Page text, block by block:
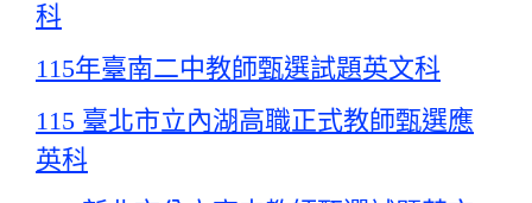
科
115年臺南二中教師甄選試題英文科
115 臺北市立內湖高職正式教師甄選應
英科